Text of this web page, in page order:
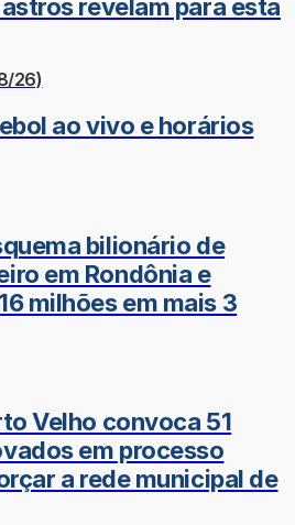
revelam para esta
26)
ao vivo e horários
bilionário de
em Rondônia e
milhões em mais 3
Velho convoca 51
em processo
a rede municipal de